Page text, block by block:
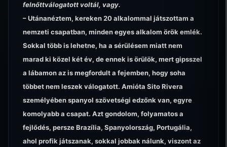
felnőttválogatott voltál, vagy.
– Utánanéztem, kereken 20 alkalommal játszottam a
nemzeti csapatban, minden egyes alkalom örök emlék.
Sokkal több is lehetne, ha a sérülésem miatt nem
marad ki közel két év, de ennek is örülök, mert gipsszel
a lábamon az is megfordult a fejemben, hogy soha
többet nem leszek válogatott. Amióta Sito Rivera
személyében spanyol szövetségi edzőnk van, egyre
komolyabb a csapat. Azt gondolom, folyamatos a
fejlődés, persze Brazília, Spanyolország, Portugália,
ahol profik játszanak, sokkal jobbak nálunk, viszont az